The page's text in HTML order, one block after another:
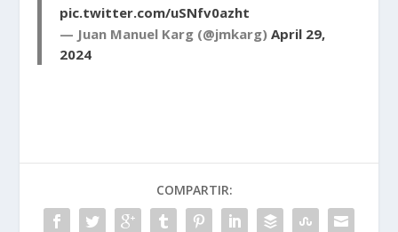
pic.twitter.com/uSNfv0azht
— Juan Manuel Karg (@jmkarg)April 29,
2024
COMPARTIR: